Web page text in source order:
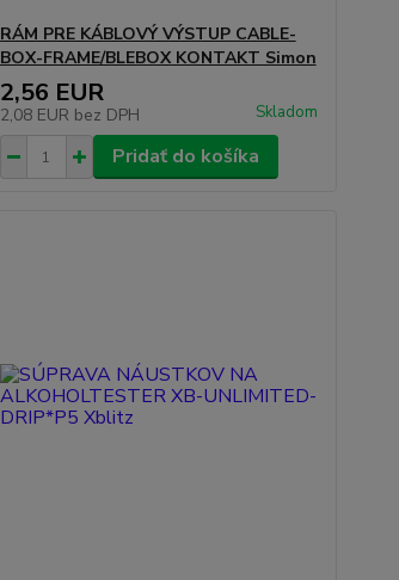
RÁM PRE KÁBLOVÝ VÝSTUP CABLE-
BOX-FRAME/BLEBOX KONTAKT Simon
2,56 EUR
2,08 EUR bez DPH Skladom
Pridať do košíka